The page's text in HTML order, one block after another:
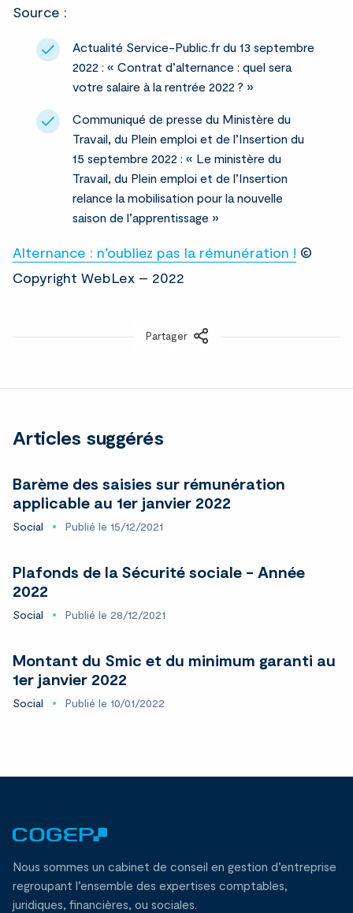
Source :
Actualité Service-Public.fr du 13 septembre
2022 : « Contrat d’alternance : quel sera
votre salaire à la rentrée 2022 ? »
Communiqué de presse du Ministère du
Travail, du Plein emploi et de l’Insertion du
15 septembre 2022 : « Le ministère du
Travail, du Plein emploi et de l’Insertion
relance la mobilisation pour la nouvelle
saison de l’apprentissage »
Alternance : n’oubliez pas la rémunération ! ©
Copyright WebLex – 2022
Partager
LinkedIn
Articles suggérés
Barème des saisies sur rémunération
applicable au 1er janvier 2022
Social Publié le 15/12/2021
Plafonds de la Sécurité sociale - Année
2022
Social Publié le 28/12/2021
Montant du Smic et du minimum garanti au
1er janvier 2022
Social Publié le 10/01/2022
Nous sommes un cabinet de conseil en gestion d’entreprise
regroupant l’ensemble des expertises comptables,
juridiques, financières, ou sociales.